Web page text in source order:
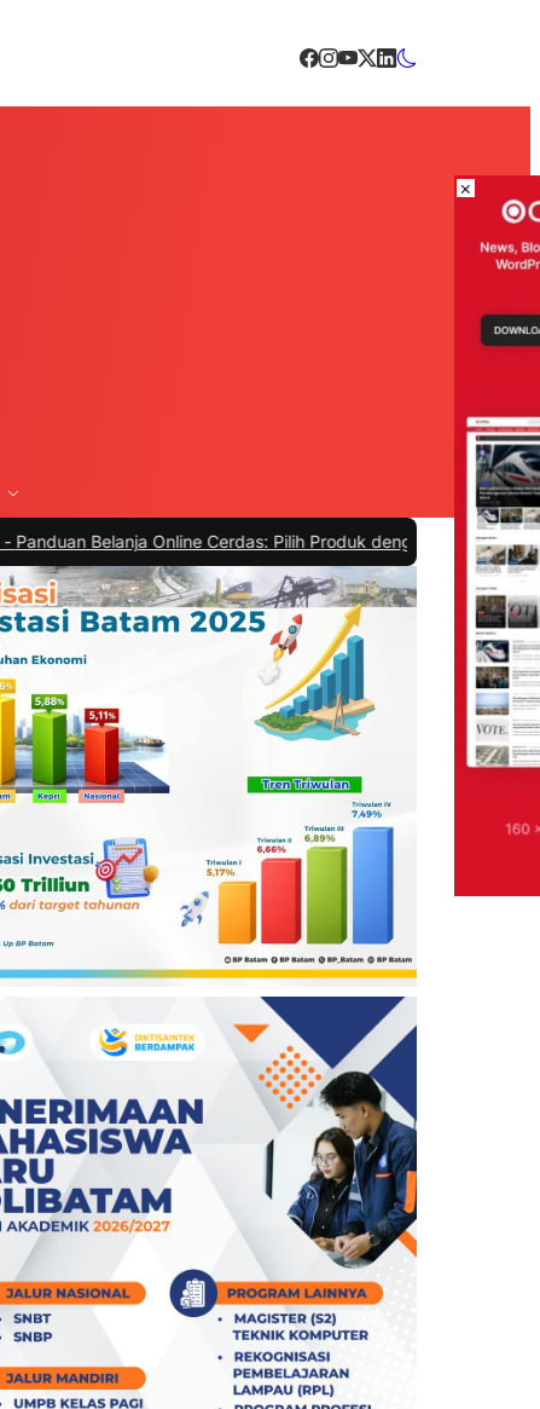
Belanja Online Cerdas: Pilih Produk dengan Bijak dan Hindari
×